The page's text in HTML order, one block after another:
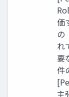
価
の
れ
要
件
主